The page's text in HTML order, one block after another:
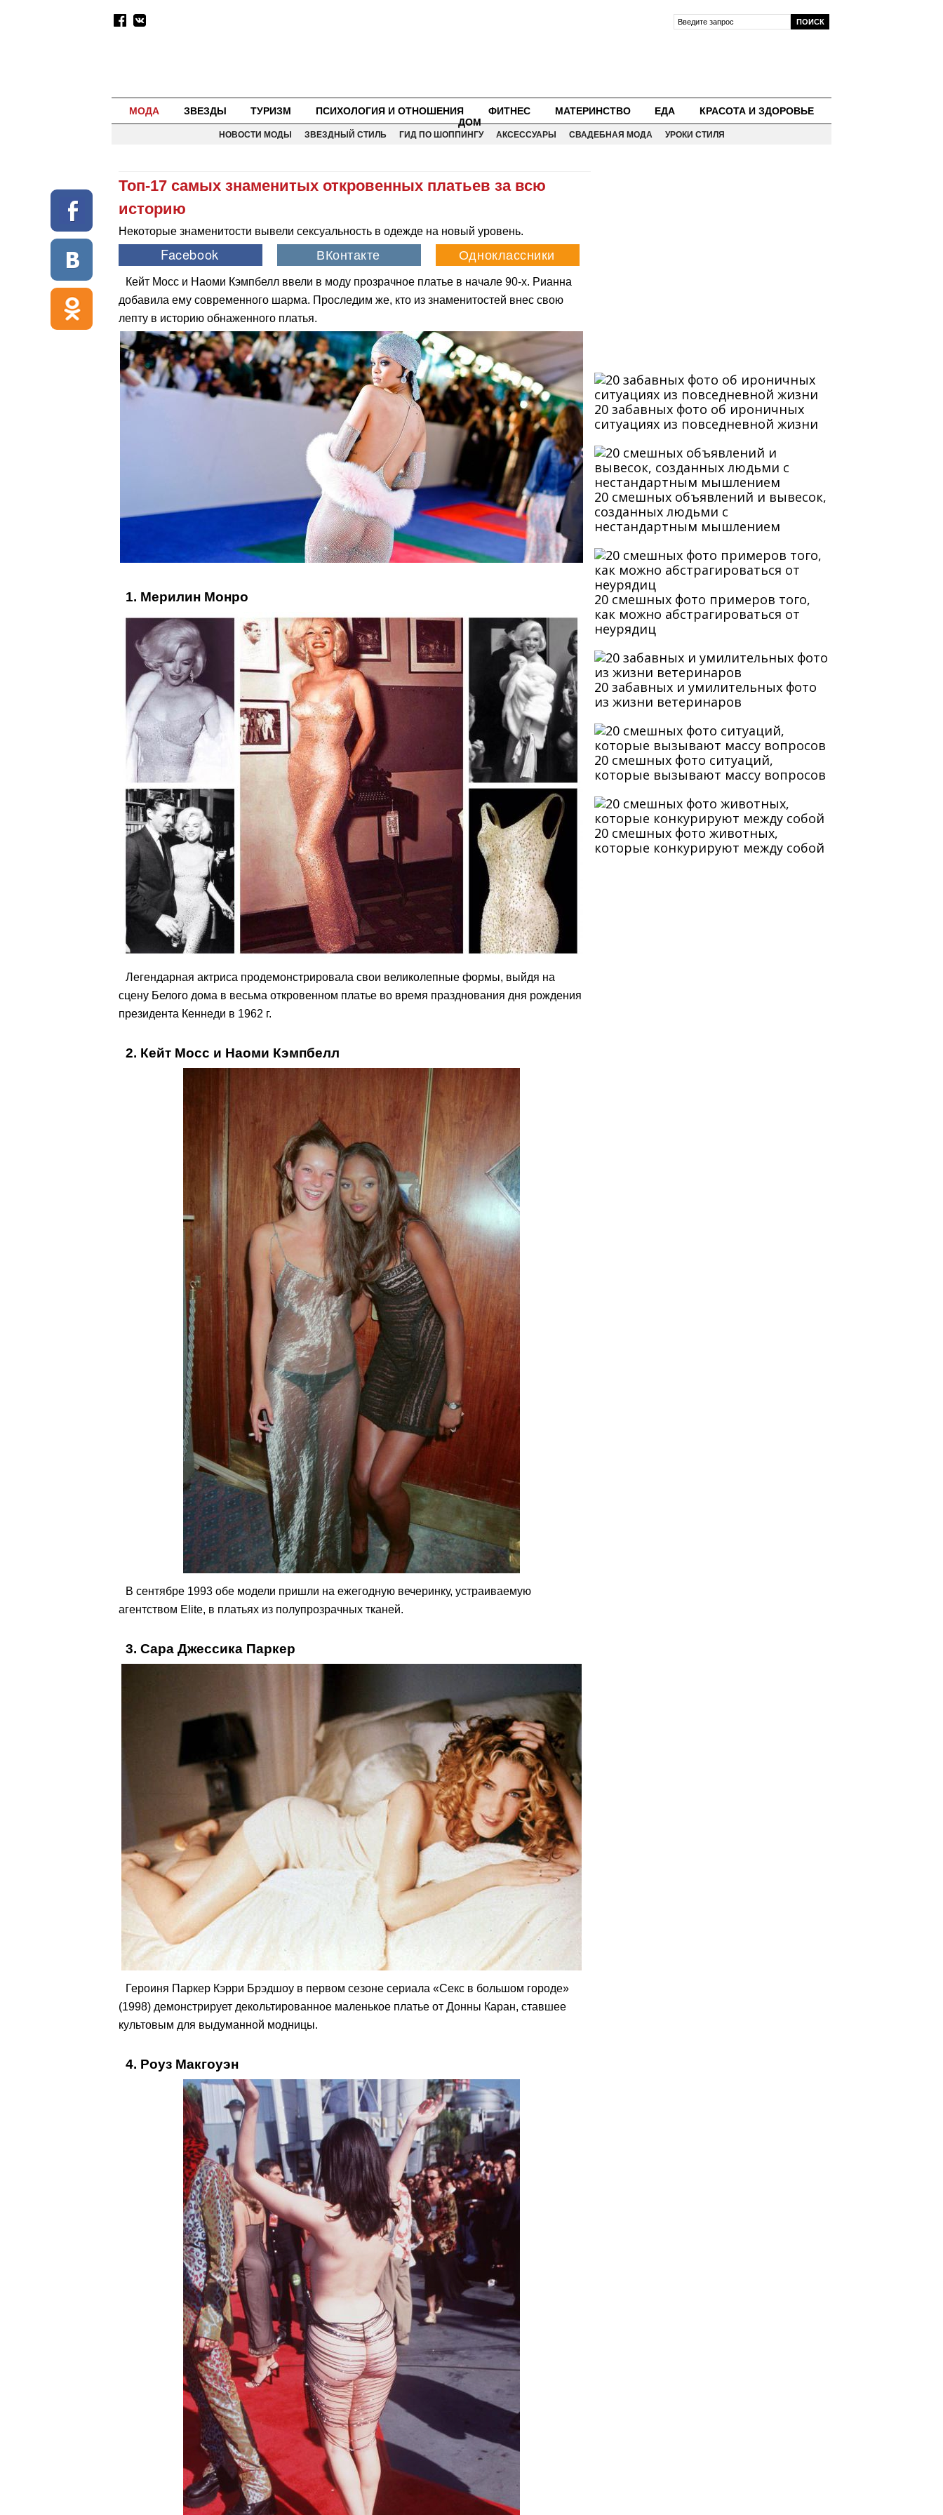
МОДА ЗВЕЗДЫ ТУРИЗМ ПСИХОЛОГИЯ И ОТНОШЕНИЯ ФИТНЕС МАТЕРИНСТВО ЕДА
КРАСОТА И ЗДОРОВЬЕ
ДОМ
НОВОСТИ МОДЫ ЗВЕЗДНЫЙ СТИЛЬ ГИД ПО ШОППИНГУ АКСЕССУАРЫ СВАДЕБНАЯ МОДА УРОКИ СТИЛЯ
Топ-17 самых знаменитых откровенных платьев за всю
историю
Некоторые знаменитости вывели сексуальность в одежде на новый уровень.
Кейт Мосс и Наоми Кэмпбелл ввели в моду прозрачное платье в начале 90-х. Рианна
добавила ему современного шарма. Проследим же, кто из знаменитостей внес свою
лепту в историю обнаженного платья.
1. Мерилин Монро
Легендарная актриса продемонстрировала свои великолепные формы, выйдя на
сцену Белого дома в весьма откровенном платье во время празднования дня рождения
президента Кеннеди в 1962 г.
2. Кейт Мосс и Наоми Кэмпбелл
В сентябре 1993 обе модели пришли на ежегодную вечеринку, устраиваемую
агентством Elite, в платьях из полупрозрачных тканей.
3. Сара Джессика Паркер
Героиня Паркер Кэрри Брэдшоу в первом сезоне сериала «Секс в большом городе»
(1998) демонстрирует декольтированное маленькое платье от Донны Каран, ставшее
культовым для выдуманной модницы.
4. Роуз Макгоуэн
20 забавных фото об ироничных
ситуациях из повседневной жизни
20 смешных объявлений и вывесок,
созданных людьми с
нестандартным мышлением
20 смешных фото примеров того,
как можно абстрагироваться от
неурядиц
20 забавных и умилительных фото
из жизни ветеринаров
20 смешных фото ситуаций,
которые вызывают массу вопросов
20 смешных фото животных,
которые конкурируют между собой